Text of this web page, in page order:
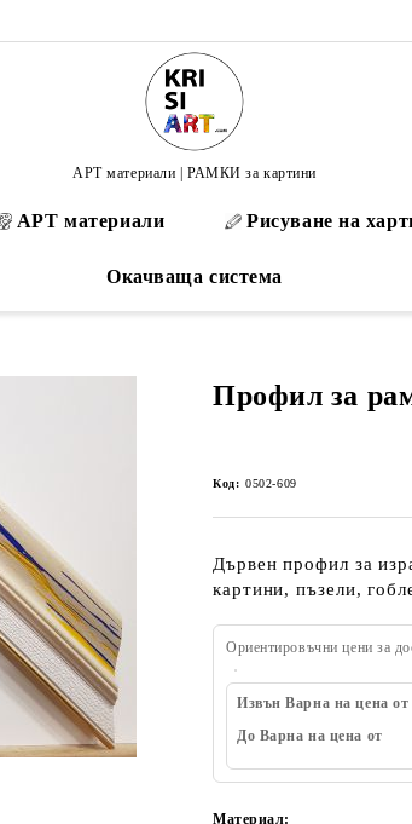
АРТ материали | РАМКИ за картини
АРТ материали Рисуване на
Окачваща система
Профил за
Код: 0502-609
Дървен профил за
картини, пъзели,
Ориентировъчни цени за
Извън Варна на цена от
До Варна на цена от
Материал: